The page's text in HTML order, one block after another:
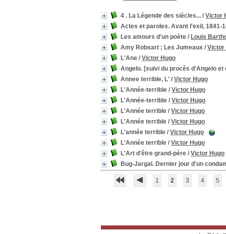
4 . La Légende des siècles... / Victor
Actes et paroles. Avant l'exil, 1841-
Les amours d'un poète / Louis
Amy Robsart ; Les Jumeaux / Victor
L'Ane / Victor Hugo
Angelo. [suivi du procès d'Angelo et
Annee terrible, L' / Victor Hugo
L'Année-terrible / Victor Hugo
L'Année-terrible / Victor Hugo
L'Année terrible / Victor Hugo
L'Année terrible / Victor Hugo
L'année terrible / Victor Hugo
L'Année terrible / Victor Hugo
L'Art d'être grand-père / Victor Hugo
Bug-Jargal. Dernier jour d'un
1 2 3 4 5